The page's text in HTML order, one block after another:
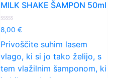
MILK SHAKE ŠAMPON 50ml
Ocenjeno
0
od
5
8,00 €
Privoščite suhim lasem
vlago, ki si jo tako želijo, s
tem vlažilnim šamponom, ki